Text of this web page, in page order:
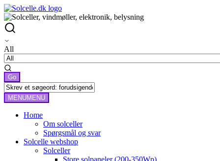
All
MENUMENU
Home
Om solceller
Spørgsmål og svar
Solcelle webshop
Solceller